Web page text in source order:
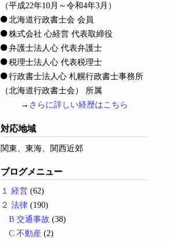
（平成22年10月～令和4年3月）
北海道行政書士会 会員
株式会社 心経営 代表取締役
弁護士法人心 代表弁護士
税理士法人心 代表税理士
行政書士法人心 札幌行政書士事務所
（北海道行政書士会） 所属
→ さらに詳しい経歴はこちら
対応地域
関東、東海、関西近郊
ブログメニュー
１ 経営 (62)
２ 法律 (190)
B 交通事故 (38)
C 不動産 (2)